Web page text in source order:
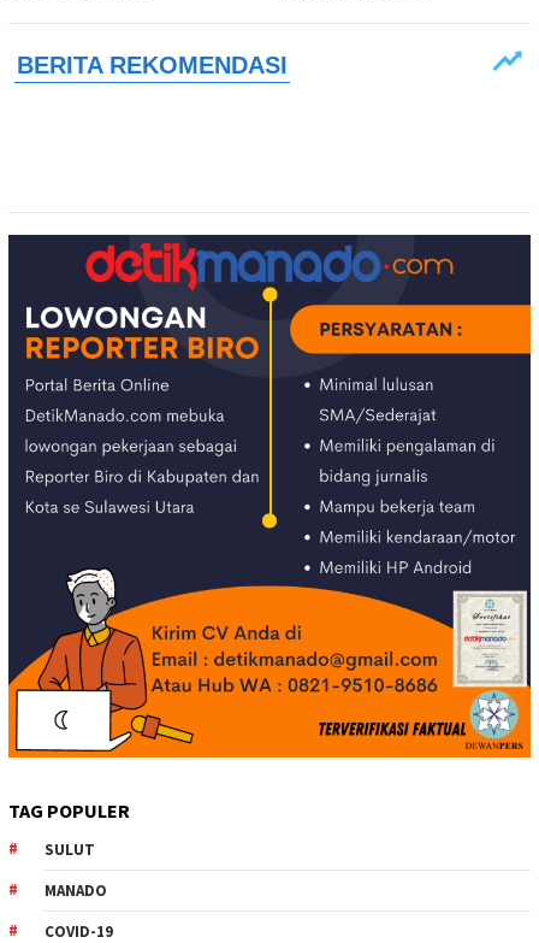
TAG POPULER
SULUT
MANADO
COVID-19